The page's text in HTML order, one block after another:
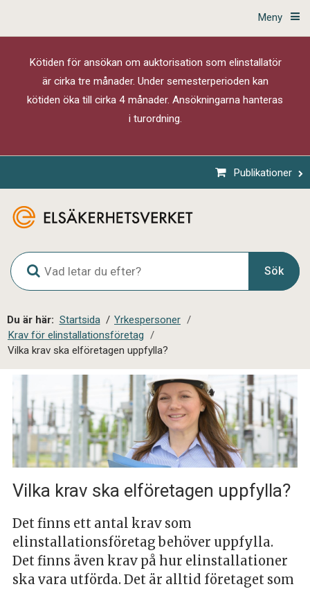
Meny
Kötiden för ansökan om auktorisation som elinstallatör
är cirka tre månader. Under semesterperioden kan
kötiden öka till cirka 4 månader. Ansökningarna hanteras
i turordning.
Publikationer
G
l
o
a
l
s
i
e
ö
k
Sök
Du är här: Startsida / Yrkespersoner /
Krav för elinstallationsföretag /
Vilka krav ska elföretagen uppfylla?
Vilka krav ska elföretagen uppfylla?
Det finns ett antal krav som
elinstallationsföretag behöver uppfylla.
Det finns även krav på hur elinstallationer
ska vara utförda. Det är alltid företaget som